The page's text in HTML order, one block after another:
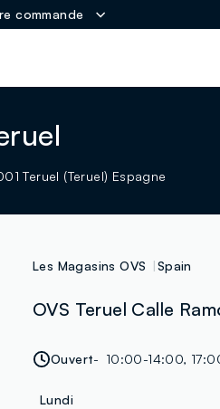
commande
Teruel (Teruel) Espagne
Les Magasins OVS Spain
OVS Teruel Calle
Ouvert 10:00-14:00,
Lundi